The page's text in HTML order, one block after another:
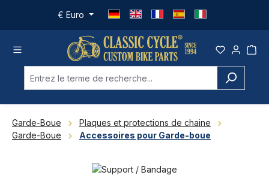
Passer au contenu principal
€ Euro
Garde-Boue
Plaques et protections de chaine
Garde-Boue
Accessoires pour Garde-boue
Ignorer la galerie d'images